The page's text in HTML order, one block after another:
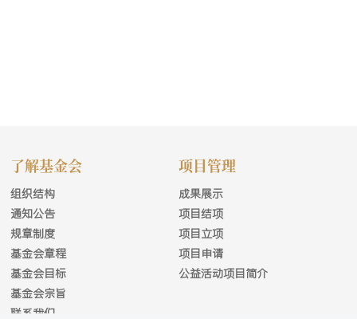
了解基金会
组织结构
通知公告
规章制度
基金会章程
基金会目标
基金会宗旨
联系我们
项目管理
成果展示
项目结项
项目立项
项目申请
公益活动项目简介